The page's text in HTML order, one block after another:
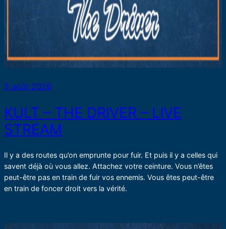
5 août 2026
KULT – THE DRIVER – LIVE
STREAM
Il y a des routes qu’on emprunte pour fuir. Et puis il y a celles qui
savent déjà où vous allez. Attachez votre ceinture. Vous n’êtes
peut-être pas en train de fuir vos ennemis. Vous êtes peut-être
en train de foncer droit vers la vérité.